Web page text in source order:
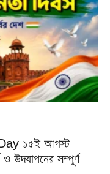
১৫ই আগস্ট
ও উদযাপনের সম্পূর্ণ